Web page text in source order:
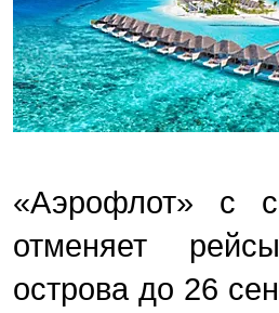
«Аэрофлот» с
отменяет
острова до 26